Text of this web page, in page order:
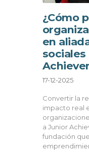
¿Cómo
en
sociales
17-12-2025
Convertir la
impacto real
a Junior
fundación